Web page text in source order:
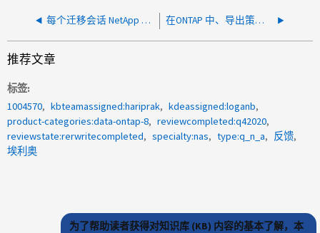
每个迁移会话 NetApp XCP 可以处理的最大数据量是多少？ 在ONTAP 中、导出策略中的最大条目数是多少？
推荐文章
标签
1004570
kbteamassigned:hariprak
kdeassigned:loganb
product-categories:data-ontap-8
reviewcompleted:q42020
reviewstate:rerwritecompleted
specialty:nas type:q_n_a
反馈
埃利奥
为了帮助读者获得对知识库 (KB) 内容的基本了解，本